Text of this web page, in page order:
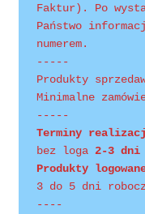
Faktur). Po
Państwo
numerem.
-----
Produkty
Minimalne
-----
Terminy
bez loga 2-3 dni
Produkty
3 do 5 dni
----